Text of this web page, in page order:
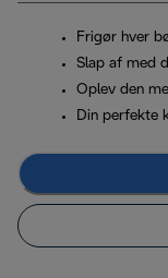
Frigør hver
Slap af med
Oplev den
Din perfekte